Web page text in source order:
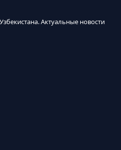
Актуальные новости